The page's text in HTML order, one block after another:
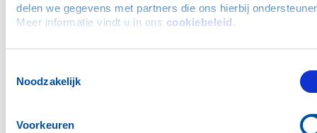
delen we gegevens met partners die ons hierbij
Meer informatie vindt u in ons cookiebeleid.
Noodzakelijk
Voorkeuren
1620 $64,817 0
$64,817